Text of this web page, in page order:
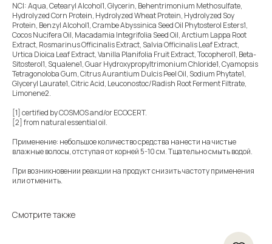
NCI: Aqua, Cetearyl Alcohol1, Glycerin, Behentrimonium Methosulfate,
Hydrolyzed Corn Protein, Hydrolyzed Wheat Protein, Hydrolyzed Soy
Protein, Benzyl Alcohol1, Crambe Abyssinica Seed Oil Phytosterol Esters1,
Cocos Nucifera Oil, Macadamia Integrifolia Seed Oil, Arctium Lappa Root
Extract, Rosmarinus Officinalis Extract, Salvia Officinalis Leaf Extract,
Urtica Dioica Leaf Extract, Vanilla Planifolia Fruit Extract, Tocopherol1, Beta-
Sitosterol1, Squalene1, Guar Hydroxypropyltrimonium Chloride1, Cyamopsis
Tetragonoloba Gum, Citrus Aurantium Dulcis Peel Oil, Sodium Phytate1,
Glyceryl Laurate1, Citric Acid, Leuconostoc/Radish Root Ferment Filtrate,
Limonene2.
[1] certified by COSMOS and/or ECOCERT.
[2] from natural essential oil.
Применение: небольшое количество средства нанести на чистые
влажные волосы, отступая от корней 5-10 см. Тщательно смыть водой.
При возникновении реакции на продукт снизить частоту применения
или отменить.
Смотрите также